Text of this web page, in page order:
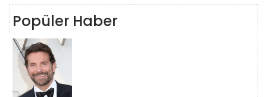
Popüler Haber